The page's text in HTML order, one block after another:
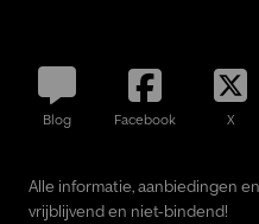
Blog Facebook X
Alle informatie, aanbiedingen
vrijblijvend en niet-bindend!